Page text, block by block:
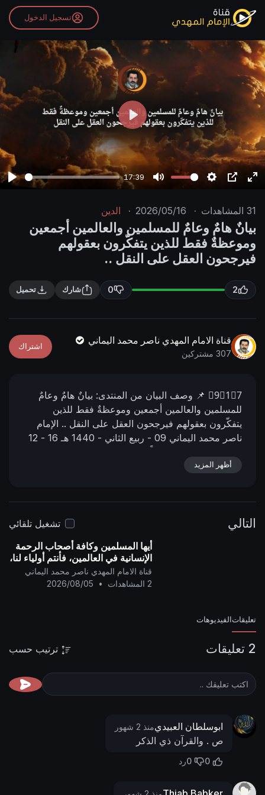
تسجيل الدخول
17:39
u
t
n
g
P
n
e
r
u
l
c
P
l
a
y
31 المشاهدات ·
2026/05/16
· الدين
بيانٌ هامٌ وعامٌ للمسلمين والعالمين أجمعين
وموعظةٌ فقط للذين يتفكّرون بعقولهم
فيرجحون العقل على النقل ..
2
0 شارك تحميل
قناة الامام المهدي ناصر محمد اليماني
307 مشتركين
اشتراك
9⃣1⃣7⃣ 📌 وصف البیان من المنتدى: بيانٌ هامٌ وعامٌ
للمسلمين والعالمين أجمعين وموعظةٌ فقط للذين
يتفكّرون بعقولهم فيرجحون العقل على النقل .. الإمام
ناصر محمد اليماني 09 - ربيع الثاني - 1440 هـ
16 - 12
https://nasser-alyamani.org/sh....owthread.php?
أظهر المزيد
التالي
تشغيل تلقائي
أيها المسلمين وكافة أصحاب الرحمة
الإنسانية في العالمين، فأنتم أولياء لنا،
وإن الشيطان (دونالد ترامب) عدو
للمسلمين..
قناة الامام المهدي ناصر محمد اليماني
2 المشاهدات
•
2026/08/05
تعليقات الفيديوهات
2 تعليقات ترتيب حسب
ابوسلطان العبيديمنذ 2 شهور
ص . والقرآن ذي الذكر
0
0رد